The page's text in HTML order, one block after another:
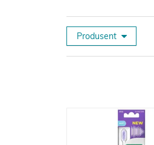
Produsent